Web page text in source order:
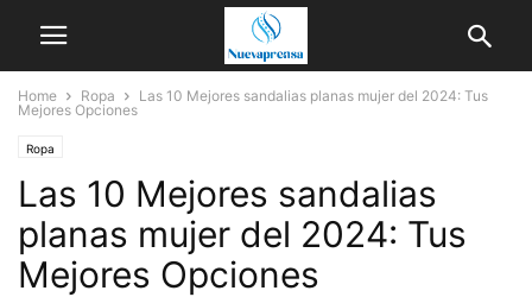
Home Ropa
Las 10 Mejores sandalias planas mujer del 2024: Tus
Mejores Opciones
Ropa
Las 10 Mejores sandalias
planas mujer del 2024: Tus
Mejores Opciones